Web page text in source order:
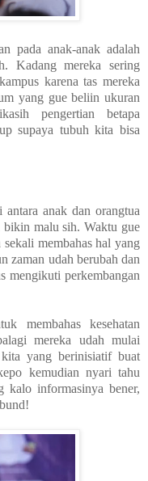
pada anak-anak adalah
Kadang mereka sering
karena tas mereka
yang gue beliin ukuran
pengertian betapa
supaya tubuh kita bisa
anak dan orangtua
bikin malu sih. Waktu gue
membahas hal yang
zaman udah berubah dan
mengikuti perkembangan
membahas kesehatan
mereka udah mulai
yang berinisiatif buat
kemudian nyari tahu
kalo informasinya bener,